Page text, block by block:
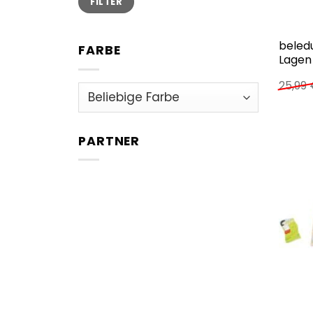
FARBE
PARTNER
25,99